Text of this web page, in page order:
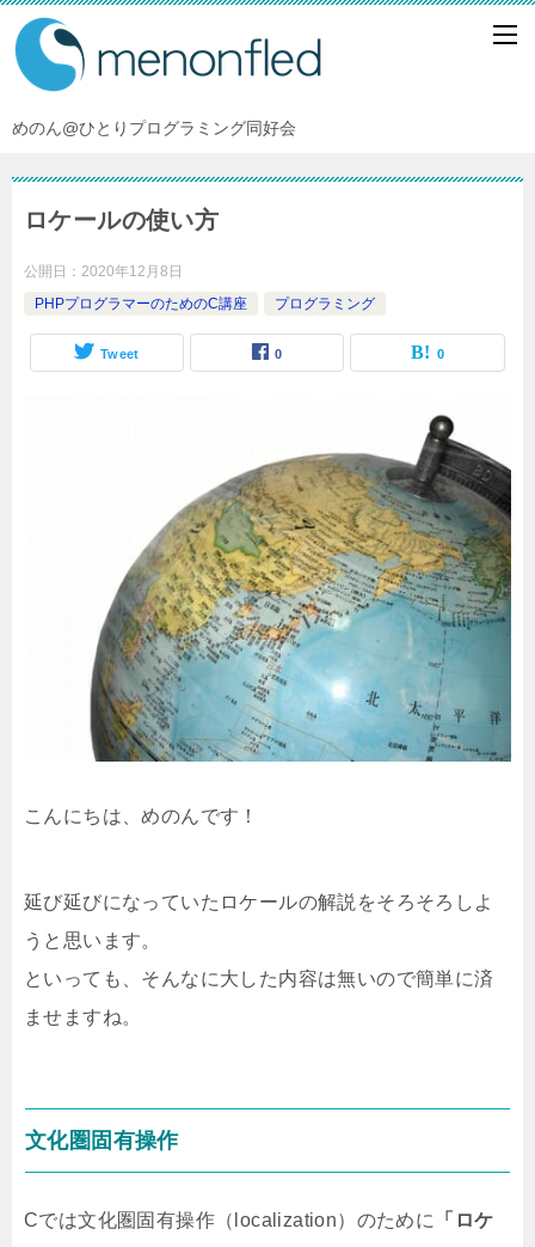
めのん@ひとりプログラミング同好会
ロケールの使い方
公開日： 2020年12月8日
PHPプログラマーのためのC講座
プログラミング
Tweet 0 0
こんにちは、めのんです！
延び延びになっていたロケールの解説をそろそろしよ
うと思います。
といっても、そんなに大した内容は無いので簡単に済
ませますね。
文化圏固有操作
Cでは文化圏固有操作（localization）のために
「ロケ